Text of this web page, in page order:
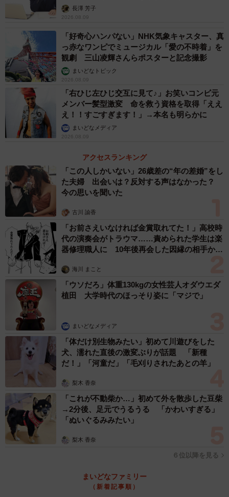
アカウンセラーが解説】
長澤 芳子
2026.08.09
「好奇心ハンパない」NHK気象キャスター、真
っ赤なワンピでミュージカル「愛の不時着」を
観劇 三山凌輝さんらポスターと記念撮影
まいどなトピック
2026.08.09
「右ひじ左ひじ交互に見て♪」お笑いコンビ元
メンバー髪型激変 命を救う資格を取得「ええ
え！！すごすぎます！」→本名も明らかに
まいどなメディア
2026.08.09
アクセスランキング
「この人しかいない」26歳差の“年の差婚”をし
た夫婦 出会いは？反対する声はなかった？
今の思いを聞いた
古川 諭香
「お前さえいなければ金賞取れてた！」高校時
代の演奏会がトラウマ……責められた学生は楽
器修理職人に 10年後再会した因縁の相手から
海川 まこと
「ウソだろ」体重130kgの女性芸人オダウエダ
植田 大学時代のほっそり姿に「マジで」
まいどなメディア
「体だけ別生物みたい」初めて川遊びをした
犬、濡れた直後の激変ぶりが話題 「新種
だ！」「河童だ」「毛刈りされたあとの羊」
梨木 香奈
「これが不動柴か…」初めて外を散歩した豆柴
→2分後、足元でうるうる 「かわいすぎる」
「ぬいぐるみみたい」
梨木 香奈
６位以降を見る
まいどなファミリー
（新着記事順）